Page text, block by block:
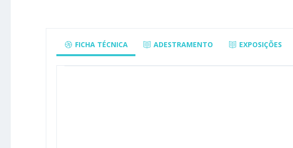
FICHA TÉCNICA ADESTRAMENTO EXPOSIÇÕES